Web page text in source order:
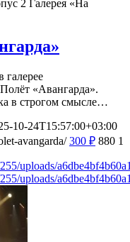
2 Галерея «На
галерее
«Авангарда».
в строгом смысле…
10-24T15:57:00+03:00
avangarda/ 300 ₽ 880 1
uploads/
uploads/